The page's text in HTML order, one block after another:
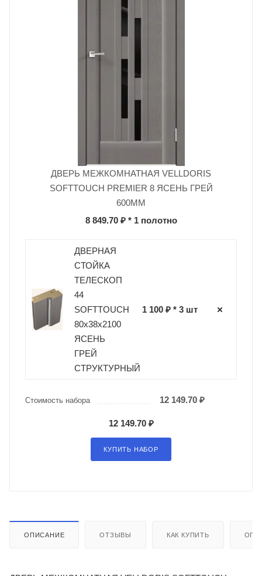
ДВЕРЬ МЕЖКОМНАТНАЯ VELLDORIS
SOFTTOUCH PREMIER 8 ЯСЕНЬ ГРЕЙ
600ММ
8 849.70 ₽* 1 полотно
ДВЕРНАЯ
СТОЙКА
ТЕЛЕСКОП
44
SOFTTOUCH
80х38х2100
ЯСЕНЬ
ГРЕЙ
СТРУКТУРНЫЙ
1 100 ₽ * 3 шт
Стоимость набора 12 149.70 ₽
12 149.70 ₽
КУПИТЬ НАБОР
ОПИСАНИЕ ОТЗЫВЫ КАК КУПИТЬ